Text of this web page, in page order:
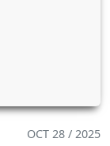
OCT 28 / 2025